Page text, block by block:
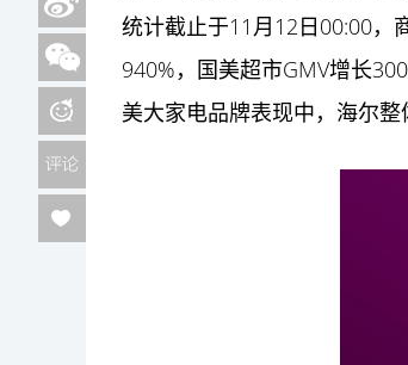
统计截止于11月12日00:00，
940%，国美超市GMV增长
美大家电品牌表现中，海尔